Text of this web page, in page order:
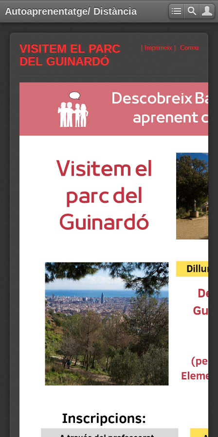
Autoaprenentatge/ Distància
Correu
| Imprimeix |
VISITEM EL PARC
DEL GUINARDÓ